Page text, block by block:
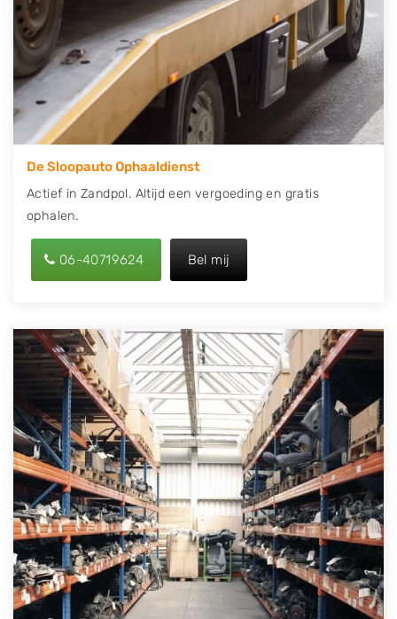
eigenlijk alle merken, zoals Alfa Romeo, Audi, BMW,
Chevrolet, Citroën, Dacia, Fiat, Ford, Honda, Hyundai,
Kia, Mazda, Mercedes Benz, Mitsubishi, Nissan, Opel,
Peugeot, Porsche, Renault, Seat, Skoda, Suzuki, Tesla,
Toyota, Volkswagen en Volvo.
De Sloopauto Ophaaldienst
Actief in Zandpol. Altijd een vergoeding en gratis
ophalen.
06-40719624 Bel mij